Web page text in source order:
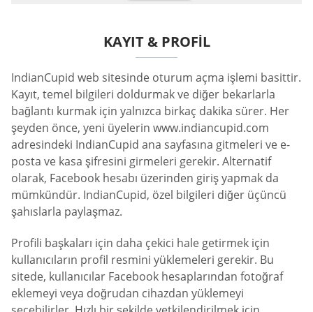
KAYIT & PROFIL
IndianCupid web sitesinde oturum açma işlemi basittir.
Kayıt, temel bilgileri doldurmak ve diğer bekarlarla
bağlantı kurmak için yalnızca birkaç dakika sürer. Her
şeyden önce, yeni üyelerin www.indiancupid.com
adresindeki IndianCupid ana sayfasına gitmeleri ve e-
posta ve kasa şifresini girmeleri gerekir. Alternatif
olarak, Facebook hesabı üzerinden giriş yapmak da
mümkündür. IndianCupid, özel bilgileri diğer üçüncü
şahıslarla paylaşmaz.
Profili başkaları için daha çekici hale getirmek için
kullanıcıların profil resmini yüklemeleri gerekir. Bu
sitede, kullanıcılar Facebook hesaplarından fotoğraf
eklemeyi veya doğrudan cihazdan yüklemeyi